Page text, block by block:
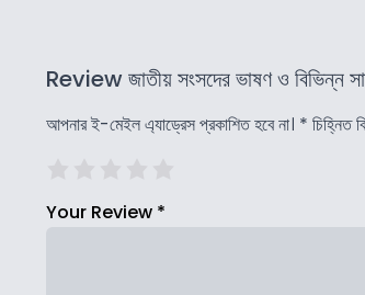
Review জাতীয় সংসদের ভাষণ ও বিভিন্ন
আপনার ই-মেইল এ্যাড্রেস প্রকাশিত হবে না। * চিহ্নিত
Your Review *